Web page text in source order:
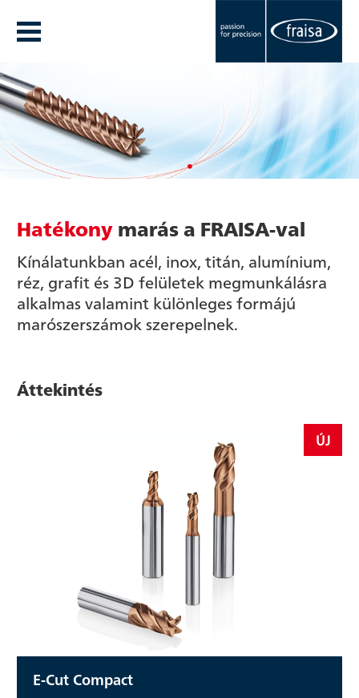
Hatékony marás a FRAISA-val
Kínálatunkban acél, inox, titán, alumínium,
réz, grafit és 3D felületek megmunkálásra
alkalmas valamint különleges formájú
marószerszámok szerepelnek.
Áttekintés
ÚJ
E-Cut Compact